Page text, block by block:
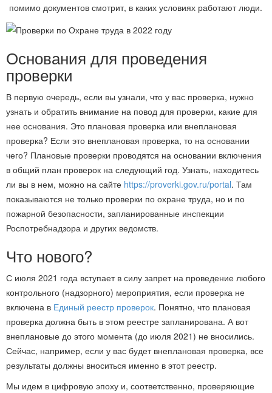
помимо документов смотрит, в каких условиях работают люди.
Основания для проведения
проверки
В первую очередь, если вы узнали, что у вас проверка, нужно
узнать и обратить внимание на повод для проверки, какие для
нее основания. Это плановая проверка или внеплановая
проверка? Если это внеплановая проверка, то на основании
чего? Плановые проверки проводятся на основании включения
в общий план проверок на следующий год. Узнать, находитесь
ли вы в нем, можно на сайте https://proverki.gov.ru/portal. Там
показываются не только проверки по охране труда, но и по
пожарной безопасности, запланированные инспекции
Роспотребнадзора и других ведомств.
Что нового?
С июля 2021 года вступает в силу запрет на проведение любого
контрольного (надзорного) мероприятия, если проверка не
включена в Единый реестр проверок. Понятно, что плановая
проверка должна быть в этом реестре запланирована. А вот
внеплановые до этого момента (до июля 2021) не вносились.
Сейчас, например, если у вас будет внеплановая проверка, все
результаты должны вноситься именно в этот реестр.
Мы идем в цифровую эпоху и, соответственно, проверяющие